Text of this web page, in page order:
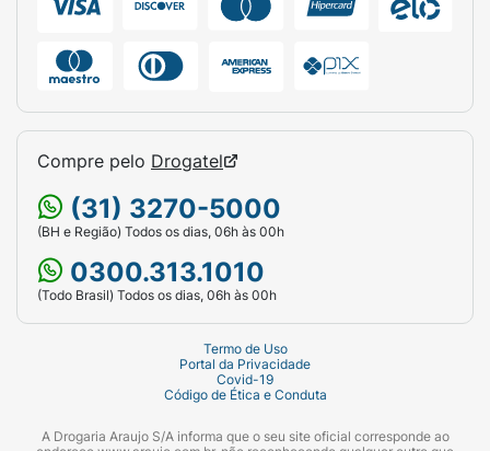
Compre pelo Drogatel
(31) 3270-5000
(BH e Região) Todos os dias, 06h às 00h
0300.313.1010
(Todo Brasil) Todos os dias, 06h às 00h
Termo de Uso
Portal da Privacidade
Covid-19
Código de Ética e Conduta
A Drogaria Araujo S/A informa que o seu site oficial corresponde ao